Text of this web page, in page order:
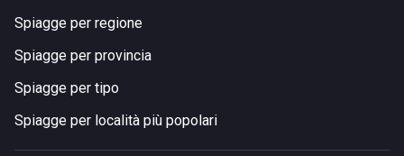
Spiagge per regione
Spiagge per provincia
Spiagge per tipo
Spiagge per località più popolari